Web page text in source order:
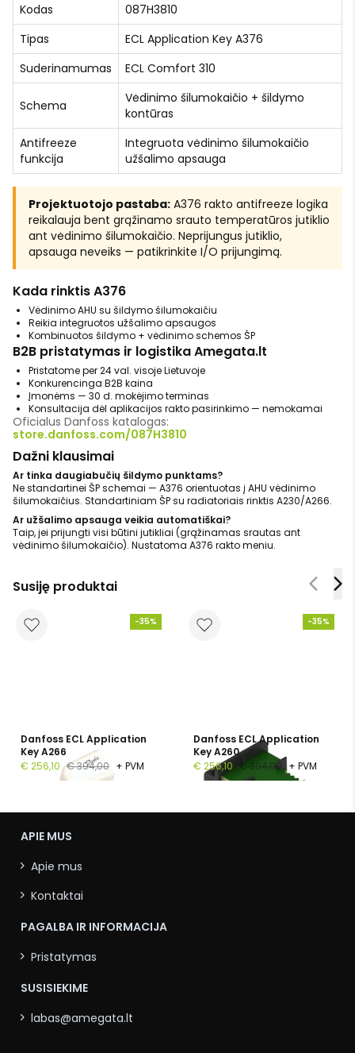
Kodas
087H3810
Tipas
ECL Application Key A376
Suderinamumas
ECL Comfort 310
Schema
Vėdinimo šilumokaičio + šildymo
kontūras
Antifreeze
funkcija
Integruota vėdinimo šilumokaičio
užšalimo apsauga
Projektuotojo pastaba: A376 rakto antifreeze logika
reikalauja bent grąžinamo srauto temperatūros jutiklio
ant vėdinimo šilumokaičio. Neprijungus jutiklio,
apsauga neveiks — patikrinkite I/O prijungimą.
Kada rinktis A376
Vėdinimo AHU su šildymo šilumokaičiu
Reikia integruotos užšalimo apsaugos
Kombinuotos šildymo + vėdinimo schemos ŠP
B2B pristatymas ir logistika Amegata.lt
Pristatome per 24 val. visoje Lietuvoje
Konkurencinga B2B kaina
Įmonėms — 30 d. mokėjimo terminas
Konsultacija dėl aplikacijos rakto pasirinkimo — nemokamai
Oficialus Danfoss katalogas:
store.danfoss.com/087H3810
Dažni klausimai
Ar tinka daugiabučių šildymo punktams?
Ne standartinei ŠP schemai — A376 orientuotas į AHU vėdinimo
šilumokaičius. Standartiniam ŠP su radiatoriais rinktis A230/A266.
Ar užšalimo apsauga veikia automatiškai?
Taip, jei prijungti visi būtini jutikliai (grąžinamas srautas ant
vėdinimo šilumokaičio). Nustatoma A376 rakto meniu.
Susiję produktai
-35%
Danfoss ECL Application
Key A266
€ 256,10 € 394,00 + PVM
-35%
Danfoss ECL Application
Key A260
€ 256,10 € 394,00 + PVM
APIE MUS
Apie mus
Kontaktai
PAGALBA IR INFORMACIJA
Pristatymas
SUSISIEKIME
labas@amegata.lt